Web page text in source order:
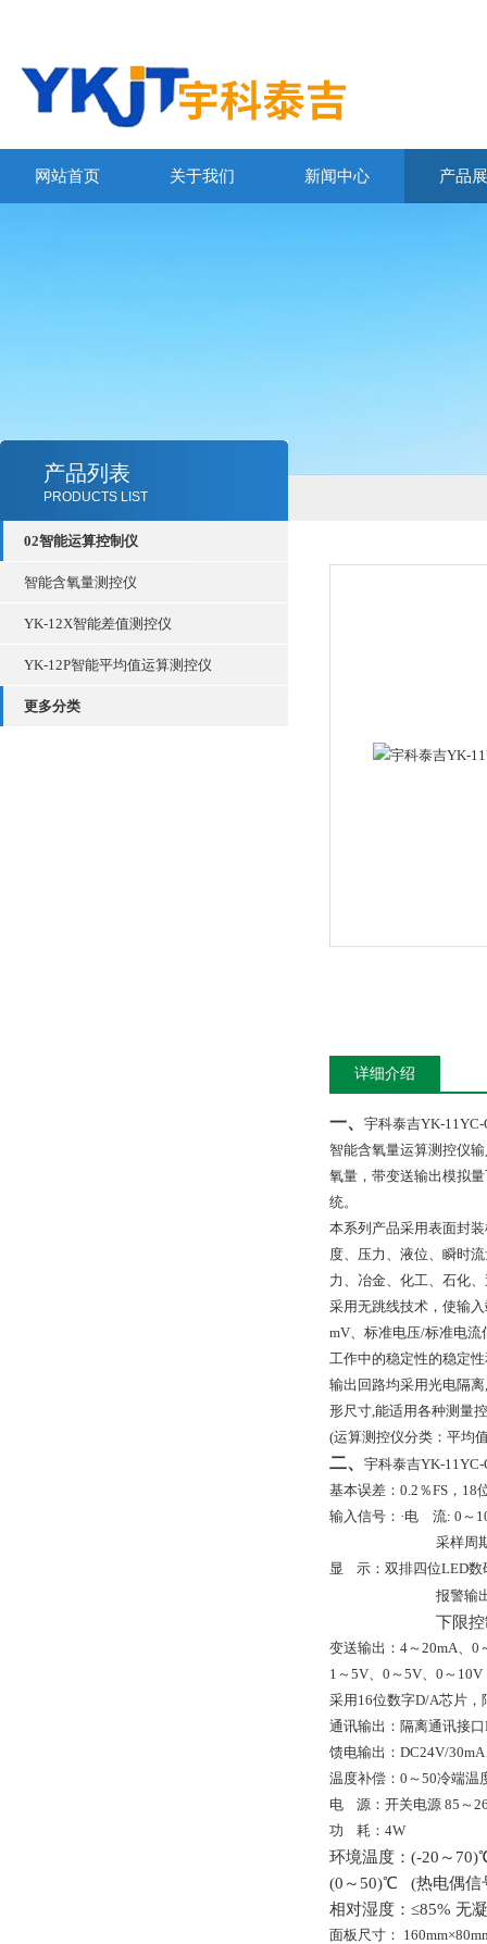
网站首页 关于我们 新闻中心 产品
产品列表
PRODUCTS LIST
02智能运算控制仪
智能含氧量测控仪
YK-12X智能差值测控仪
YK-12P智能平均值运算测控仪
更多分类
详细介绍
一、 宇科泰吉YK-
智能含氧量运算测控仪
氧量，带变送输出模拟
统。
本系列产品采用表面封
度、压力、液位、瞬时
力、冶金、化工、石化
采用无跳线技术，使输
mV、标准电压/标准电
工作中的稳定性的稳定
输出回路均采用光电隔
形尺寸,能适用各种测量
(运算测控仪分类：平均
二、 宇科泰吉YK-
基本误差： 0.2 ％FS ， 18
输入信号：·电 流: 0 ～
采样周
显
示：双排四位LED数
报警输
下限
变送输出： 4～ 20mA、 0
1 ～5V、0～5V、0～10V
采用 16位数字D/A芯片，
通讯输出：隔离通讯接口
馈电输出： DC24V/30mA
温度补偿： 0 ～50冷端温
电
源：开关电源 85 ～
功
耗： 4W
环境温度：(-20 ～ 70)
(0 ～50)℃ (热电偶信
相对湿度：≤85% 无
面板尺寸： 160mm×